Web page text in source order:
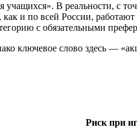
В реальности, с
и по всей России, работают
с обязательными
ключевое слово здесь —
Риск при